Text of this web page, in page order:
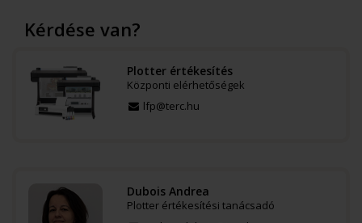
Kérdése van?
Plotter értékesítés
Központi elérhetőségek
lfp@terc.hu
Dubois Andrea
Plotter értékesítési tanácsadó